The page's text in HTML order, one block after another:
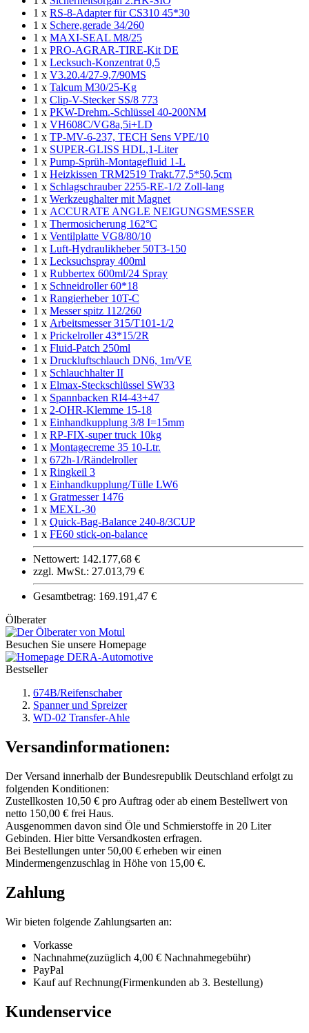
1 x RS-8-Adapter für CS310 45*30
1 x Schere,gerade 34/260
1 x MAXI-SEAL M8/25
1 x PRO-AGRAR-TIRE-Kit DE
1 x Lecksuch-Konzentrat 0,5
1 x V3.20.4/27-9,7/90MS
1 x Talcum M30/25-Kg
1 x Clip-V-Stecker SS/8 773
1 x PKW-Drehm.-Schlüssel 40-200NM
1 x VH608C/VG8a,5i+LD
1 x TP-MV-6-237, TECH Sens VPE/10
1 x SUPER-GLISS HDL,1-Liter
1 x Pump-Sprüh-Montagefluid 1-L
1 x Heizkissen TRM2519 Trakt.77,5*50,5cm
1 x Schlagschrauber 2255-RE-1/2 Zoll-lang
1 x Werkzeughalter mit Magnet
1 x ACCURATE ANGLE NEIGUNGSMESSER
1 x Thermosicherung 162°C
1 x Ventilplatte VG8/80/10
1 x Luft-Hydraulikheber 50T3-150
1 x Lecksuchspray 400ml
1 x Rubbertex 600ml/24 Spray
1 x Schneidroller 60*18
1 x Rangierheber 10T-C
1 x Messer spitz 112/260
1 x Arbeitsmesser 315/T101-1/2
1 x Prickelroller 43*15/2R
1 x Fluid-Patch 250ml
1 x Druckluftschlauch DN6, 1m/VE
1 x Schlauchhalter II
1 x Elmax-Steckschlüssel SW33
1 x Spannbacken RI4-43+47
1 x 2-OHR-Klemme 15-18
1 x Einhandkupplung 3/8 I=15mm
1 x RP-FIX-super truck 10kg
1 x Montagecreme 35 10-Ltr.
1 x 672h-1/Rändelroller
1 x Ringkeil 3
1 x Einhandkupplung/Tülle LW6
1 x Gratmesser 1476
1 x MEXL-30
1 x Quick-Bag-Balance 240-8/3CUP
1 x FE60 stick-on-balance
Nettowert: 142.177,68 €
zzgl. MwSt.: 27.013,79 €
Gesamtbetrag: 169.191,47 €
Ölberater
Besuchen Sie unsere Homepage
Bestseller
674B/Reifenschaber
Spanner und Spreizer
WD-02 Transfer-Ahle
Versandinformationen:
Der Versand innerhalb der Bundesrepublik Deutschland erfolgt zu
folgenden Konditionen:
Zustellkosten 10,50 € pro Auftrag oder ab einem Bestellwert von
netto 150,00 € frei Haus.
Ausgenommen davon sind Öle und Schmierstoffe in 20 Liter
Gebinden. Hier bitte Versandkosten erfragen.
Bei Bestellungen unter 50,00 € erheben wir einen
Mindermengenzuschlag in Höhe von 15,00 €.
Zahlung
Wir bieten folgende Zahlungsarten an:
Vorkasse
Nachnahme(zuzüglich 4,00 € Nachnahmegebühr)
PayPal
Kauf auf Rechnung(Firmenkunden ab 3. Bestellung)
Kundenservice